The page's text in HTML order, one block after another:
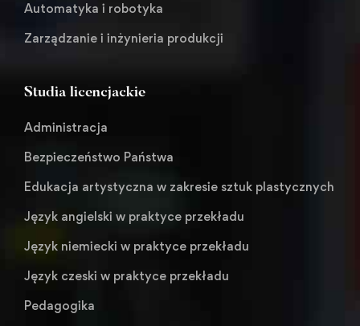
Automatyka i robotyka
Zarządzanie i inżynieria produkcji
Studia licencjackie
Administracja
Bezpieczeństwo Państwa
Edukacja artystyczna w zakresie sztuk plastycznych
Język angielski w praktyce przekładu
Język niemiecki w praktyce przekładu
Język czeski w praktyce przekładu
Pedagogika